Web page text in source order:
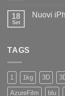
la
nuovissima
Diamo
18
Set
Nuovi
TAGS
1 1kg 3D
AzureFilm blu